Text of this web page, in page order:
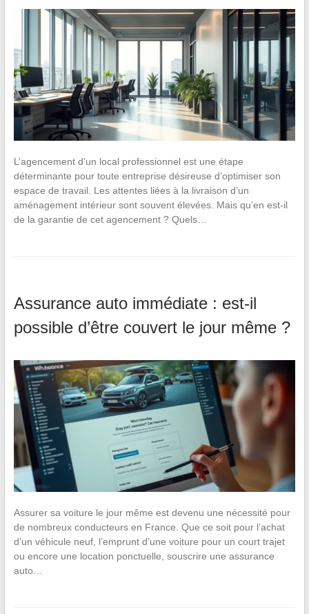
L’agencement d’un local professionnel est une étape
déterminante pour toute entreprise désireuse d’optimiser son
espace de travail. Les attentes liées à la livraison d’un
aménagement intérieur sont souvent élevées. Mais qu’en est-il
de la garantie de cet agencement ? Quels…
Assurance auto immédiate : est-il
possible d’être couvert le jour même ?
Assurer sa voiture le jour même est devenu une nécessité pour
de nombreux conducteurs en France. Que ce soit pour l’achat
d’un véhicule neuf, l’emprunt d’une voiture pour un court trajet
ou encore une location ponctuelle, souscrire une assurance
auto…